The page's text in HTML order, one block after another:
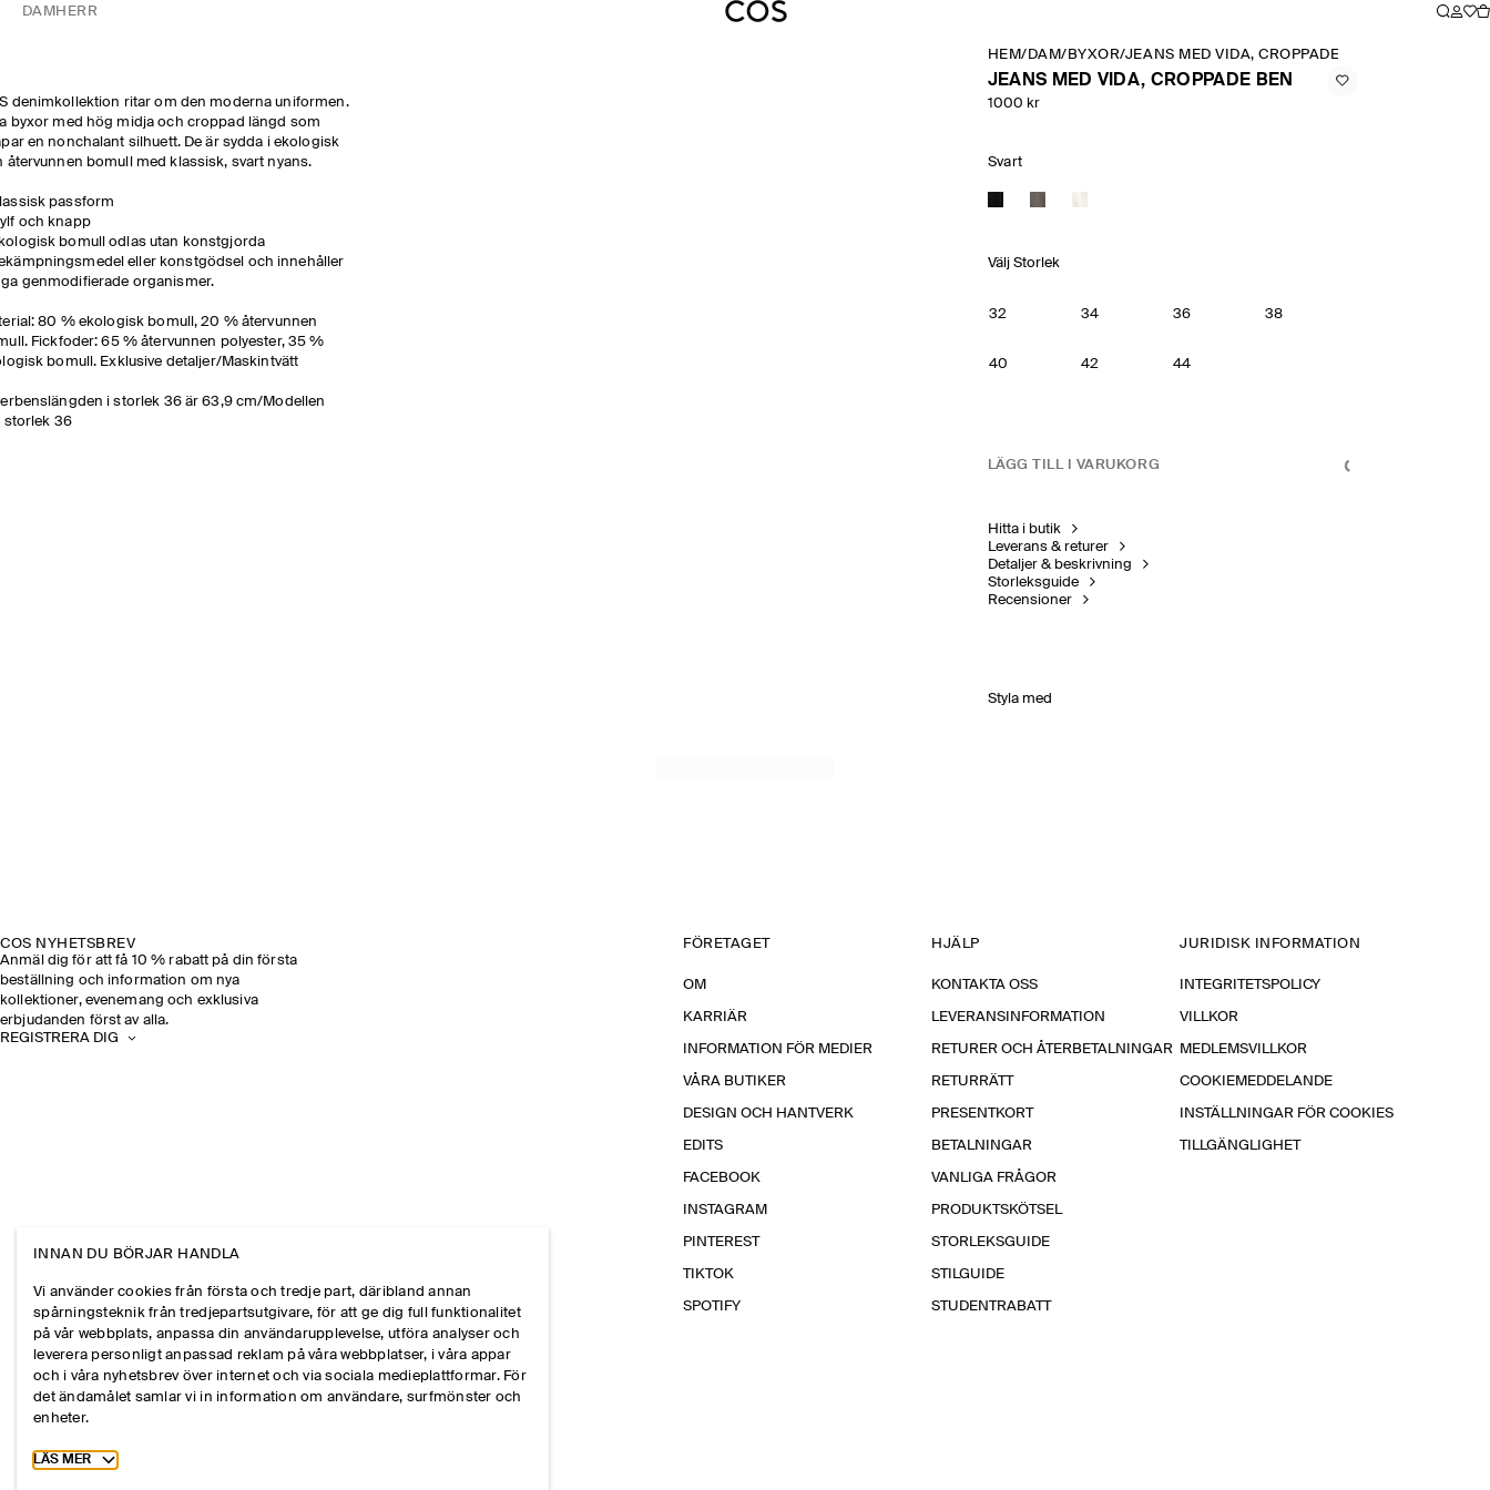
DAM HERR
denimkollektion ritar om den moderna uniformen.
byxor med hög midja och croppad längd som
en nonchalant silhuett. De är sydda i ekologisk
återvunnen bomull med klassisk, svart nyans.
passform
och knapp
bomull odlas utan konstgjorda
eller konstgödsel och innehåller
genmodifierade organismer.
80 % ekologisk bomull, 20 % återvunnen
Fickfoder: 65 % återvunnen polyester, 35 %
bomull. Exklusive detaljer/Maskintvätt
i storlek 36 är 63,9 cm/Modellen
storlek 36
HEM/ DAM/ BYXOR/JEANS MED VIDA, CROPPADE BEN
JEANS MED VIDA, CROPPADE BEN
1000 kr
Svart
Välj Storlek
32 34 36 38
40 42 44
LÄGG TILL I VARUKORG
Hitta i butik
Leverans & returer
Detaljer & beskrivning
Storleksguide
Recensioner
Styla med
COS NYHETSBREV
Anmäl dig för att få 10 % rabatt på din första
beställning och information om nya
kollektioner, evenemang och exklusiva
erbjudanden först av alla.
REGISTRERA DIG
FÖRETAGET
OM
KARRIÄR
INFORMATION FÖR MEDIER
VÅRA BUTIKER
DESIGN OCH HANTVERK
EDITS
FACEBOOK
INSTAGRAM
PINTEREST
TIKTOK
SPOTIFY
HJÄLP
KONTAKTA OSS
LEVERANSINFORMATION
RETURER OCH ÅTERBETALNINGAR
RETURRÄTT
PRESENTKORT
BETALNINGAR
VANLIGA FRÅGOR
PRODUKTSKÖTSEL
STORLEKSGUIDE
STILGUIDE
STUDENTRABATT
JURIDISK INFORMATION
INTEGRITETSPOLICY
VILLKOR
MEDLEMSVILLKOR
COOKIEMEDDELANDE
INSTÄLLNINGAR FÖR COOKIES
TILLGÄNGLIGHET
INNAN DU BÖRJAR HANDLA
Vi använder cookies från första och tredje part, däribland annan
spårningsteknik från tredjepartsutgivare, för att ge dig full funktionalitet
på vår webbplats, anpassa din användarupplevelse, utföra analyser och
leverera personligt anpassad reklam på våra webbplatser, i våra appar
och i våra nyhetsbrev över internet och via sociala medieplattformar. För
det ändamålet samlar vi in information om användare, surfmönster och
enheter.
Toggle more cookie information
LÄS MER